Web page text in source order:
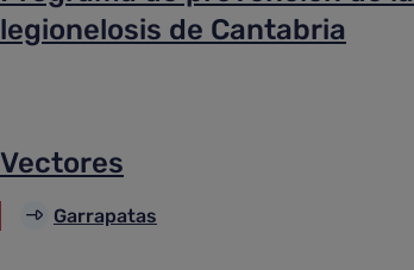
legionelosis de Cantabria
Vectores
Garrapatas